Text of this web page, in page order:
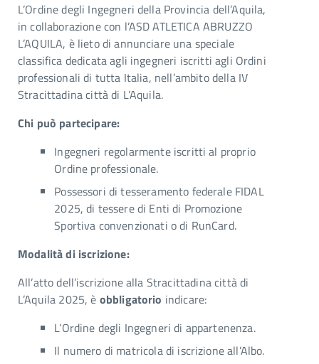
L’Ordine degli Ingegneri della Provincia dell’Aquila,
in collaborazione con l’ASD ATLETICA ABRUZZO
L’AQUILA, è lieto di annunciare una speciale
classifica dedicata agli ingegneri iscritti agli Ordini
professionali di tutta Italia, nell’ambito della IV
Stracittadina città di L’Aquila.
Chi può partecipare:
Ingegneri regolarmente iscritti al proprio
Ordine professionale.
Possessori di tesseramento federale FIDAL
2025, di tessere di Enti di Promozione
Sportiva convenzionati o di RunCard.
Modalità di iscrizione:
All’atto dell’iscrizione alla Stracittadina città di
L’Aquila 2025, è obbligatorio indicare:
L’Ordine degli Ingegneri di appartenenza.
Il numero di matricola di iscrizione all’Albo.